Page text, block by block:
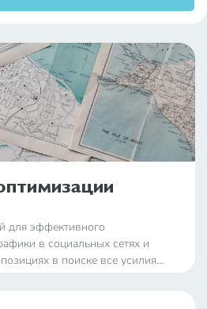
для эффективного
в социальных сетях и
в поиске все усилия